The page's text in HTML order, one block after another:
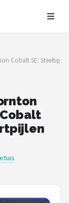
Cobalt SE: Steeltip